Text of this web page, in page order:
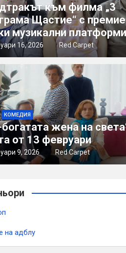
към филма „3
Щастие“ с
музикални
16, 2026 Red Carpet
КОМЕДИЯ
жена на
от 13 февруари
9, 2026 Red Carpet
на адблу